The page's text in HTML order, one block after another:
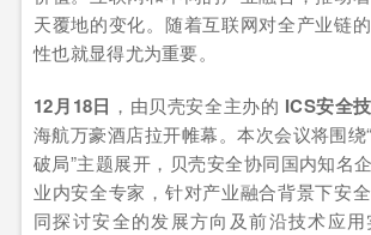
天覆地的变化。随着互联网对全产业链
性也就显得尤为重要。
12月18日 ，由贝壳安全主办的 ICS安全
海航万豪酒店拉开帷幕。本次会议将围绕
破局”主题展开，贝壳安全协同国内知名
业内安全专家，针对产业融合背景下安
同探讨安全的发展方向及前沿技术应